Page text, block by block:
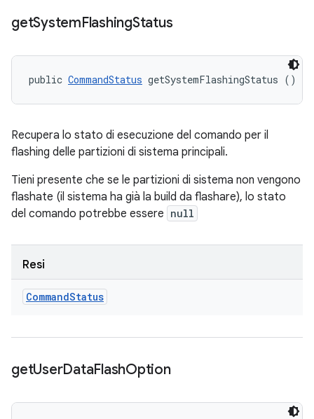
getSystemFlashingStatus
public CommandStatus getSystemFlashingStatus ()
Recupera lo stato di esecuzione del comando per il
flashing delle partizioni di sistema principali.
Tieni presente che se le partizioni di sistema non vengono
flashate (il sistema ha già la build da flashare), lo stato
del comando potrebbe essere null
Resi
CommandStatus
getUserDataFlashOption